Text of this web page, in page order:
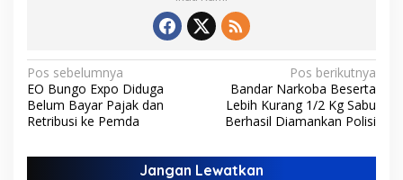
N
a
v
i
Pos sebelumnya
EO Bungo Expo Diduga
Belum Bayar Pajak dan
Retribusi ke Pemda
Pos berikutnya
Bandar Narkoba Beserta
Lebih Kurang 1/2 Kg Sabu
Berhasil Diamankan Polisi
Jangan Lewatkan